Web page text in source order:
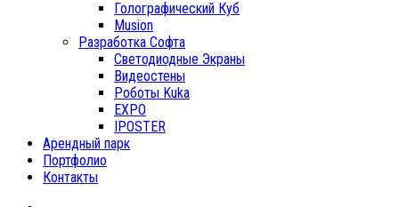
Голографический Куб
Musion
Разработка Софта
Светодиодные Экраны
Видеостены
Роботы Kuka
EXPO
IPOSTER
Арендный парк
Портфолио
Контакты